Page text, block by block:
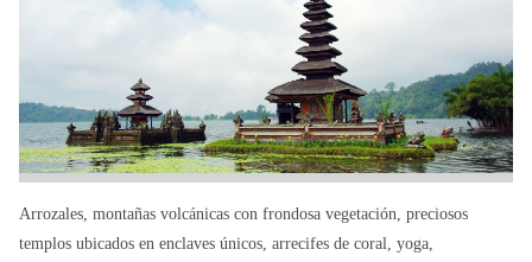
Arrozales, montañas volcánicas con frondosa vegetación, preciosos
templos ubicados en enclaves únicos, arrecifes de coral, yoga,